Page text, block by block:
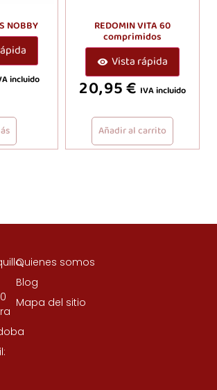
NOBBY
incluido
REDOMIN VITA 60
comprimidos
Vista rápida
20,95€ IVA incluido
Añadir al carrito
Quienes somos
Blog
Mapa del sitio